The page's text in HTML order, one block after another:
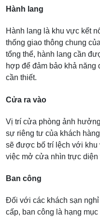
Hành lang
Hành lang là khu vực kết
thống giao thông chung
tổng thể, hành lang cần
hợp để đảm bảo khả năng
cần thiết.
Cửa ra vào
Vị trí cửa phòng ảnh
sự riêng tư của khách
sẽ được bố trí lệch với
việc mở cửa nhìn trực
Ban công
Đối với các khách sạn
cấp, ban công là hạng